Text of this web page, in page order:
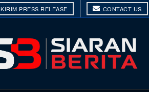
KIRIM PRESS RELEASE CONTACT US